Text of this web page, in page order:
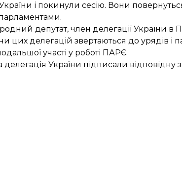
і покинули сесію. Вони
депутат, член делегації України
цих делегацій звертаються до урядів і
участі у роботі ПАРЄ.
делегація України підписали відповідну